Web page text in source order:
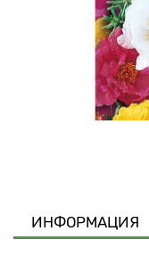
ИНФОРМАЦИЯ